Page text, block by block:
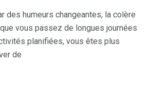
des humeurs changeantes, la colère
vous passez de longues journées
planifiées, vous êtes plus
de